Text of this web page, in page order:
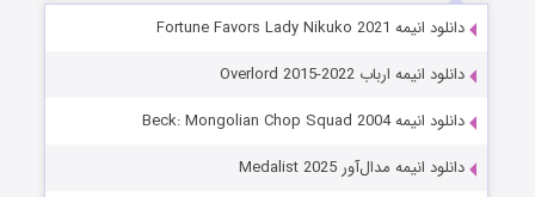
دانلود انیمه Fortune Favors Lady Nikuko 2021
دانلود انیمه ارباب Overlord 2015-2022
دانلود انیمه Beck: Mongolian Chop Squad 2004
دانلود انیمه مدال‌آور Medalist 2025